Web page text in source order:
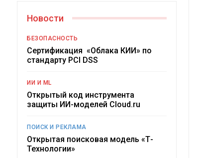
Новости
БЕЗОПАСНОСТЬ
Сертификация «Облака КИИ» по
стандарту PCI DSS
ИИ И ML
Открытый код инструмента
защиты ИИ-моделей Cloud.ru
ПОИСК И РЕКЛАМА
Открытая поисковая модель «Т-
Технологии»